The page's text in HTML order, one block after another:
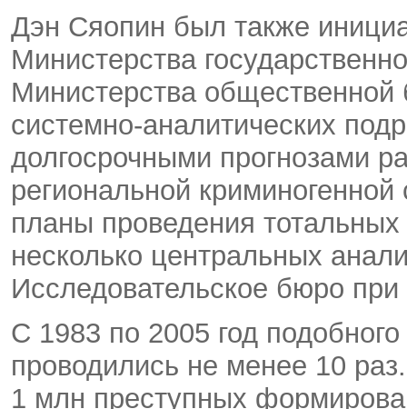
Дэн Сяопин был также
Министерства
Министерства
системно-аналитических
долгосрочными прогнозами
региональной
планы проведения
несколько центральных
Исследовательское бюро
С 1983 по 2005 год
проводились не менее 10
1 млн преступных